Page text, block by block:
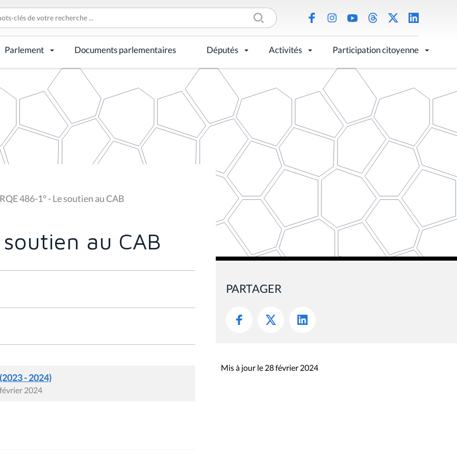
Parlement Documents parlementaires Députés Activités Participation citoyenne
RQE 486-1° - Le soutien au CAB
au CAB
- 2024)
2024
PARTAGER
Mis à jour le 28 février 2024